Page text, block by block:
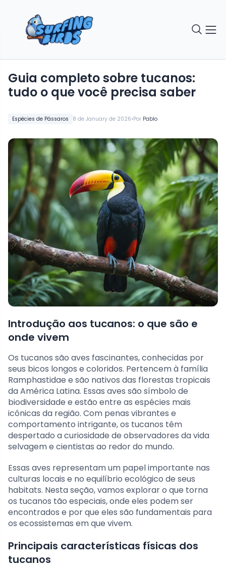
Espécies de Pássaros 8 de January de 2026•Por Pablo
Guia completo sobre tucanos:
tudo o que você precisa saber
Introdução aos tucanos: o que são e
onde vivem
Os tucanos são aves fascinantes, conhecidas por
seus bicos longos e coloridos. Pertencem à família
Ramphastidae e são nativos das florestas tropicais
da América Latina. Essas aves são símbolo de
biodiversidade e estão entre as espécies mais
icônicas da região. Com penas vibrantes e
comportamento intrigante, os tucanos têm
despertado a curiosidade de observadores da vida
selvagem e cientistas ao redor do mundo.
Essas aves representam um papel importante nas
culturas locais e no equilíbrio ecológico de seus
habitats. Nesta seção, vamos explorar o que torna
os tucanos tão especiais, onde eles podem ser
encontrados e por que eles são fundamentais para
os ecossistemas em que vivem.
Principais características físicas dos
tucanos